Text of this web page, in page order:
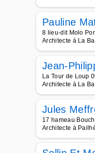
Pauline
8 lieu-dit Molo
Architecte à La
Jean-
La Tour de Loup
Architecte à La
Jules
17 hameau
Architecte à